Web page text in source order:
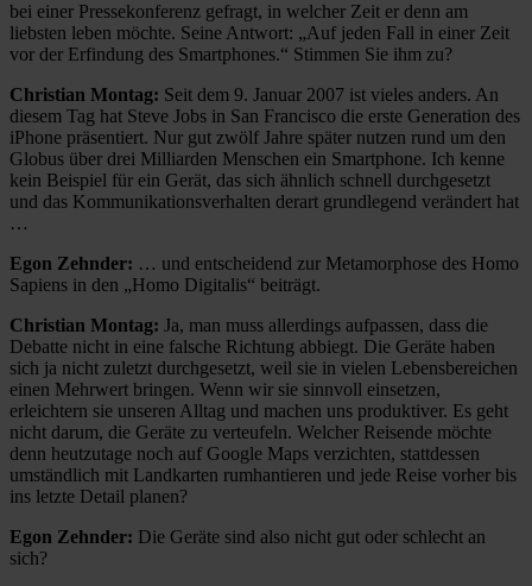
bei einer Pressekonferenz gefragt, in welcher Zeit er denn am
liebsten leben möchte. Seine Antwort: „Auf jeden Fall in einer Zeit
vor der Erfindung des Smartphones.“ Stimmen Sie ihm zu?
Christian Montag: Seit dem 9. Januar 2007 ist vieles anders. An
diesem Tag hat Steve Jobs in San Francisco die erste Generation des
iPhone präsentiert. Nur gut zwölf Jahre später nutzen rund um den
Globus über drei Milliarden Menschen ein Smartphone. Ich kenne
kein Beispiel für ein Gerät, das sich ähnlich schnell durchgesetzt
und das Kommunikationsverhalten derart grundlegend verändert hat
…
Egon Zehnder: … und entscheidend zur Metamorphose des Homo
Sapiens in den „Homo Digitalis“ beiträgt.
Christian Montag: Ja, man muss allerdings aufpassen, dass die
Debatte nicht in eine falsche Richtung abbiegt. Die Geräte haben
sich ja nicht zuletzt durchgesetzt, weil sie in vielen Lebensbereichen
einen Mehrwert bringen. Wenn wir sie sinnvoll einsetzen,
erleichtern sie unseren Alltag und machen uns produktiver. Es geht
nicht darum, die Geräte zu verteufeln. Welcher Reisende möchte
denn heutzutage noch auf Google Maps verzichten, stattdessen
umständlich mit Landkarten rumhantieren und jede Reise vorher bis
ins letzte Detail planen?
Egon Zehnder: Die Geräte sind also nicht gut oder schlecht an
sich?